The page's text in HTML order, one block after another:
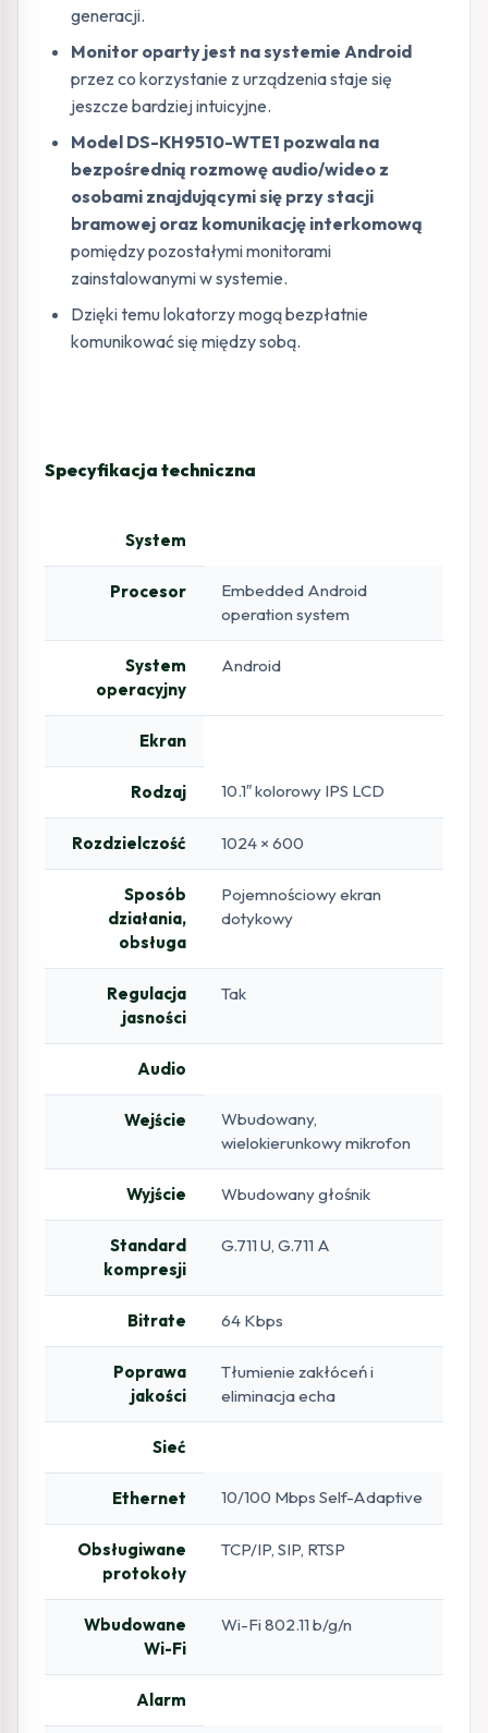
generacji.
Monitor oparty jest na systemie Android
przez co korzystanie z urządzenia staje się
jeszcze bardziej intuicyjne.
Model DS-KH9510-WTE1 pozwala na
bezpośrednią rozmowę audio/wideo z
osobami znajdującymi się przy stacji
bramowej oraz komunikację interkomową
pomiędzy pozostałymi monitorami
zainstalowanymi w systemie.
Dzięki temu lokatorzy mogą bezpłatnie
komunikować się między sobą.
Specyfikacja techniczna
System
Procesor
Embedded Android
operation system
System
operacyjny
Android
Ekran
Rodzaj 10.1″ kolorowy IPS LCD
Rozdzielczość 1024 × 600
Sposób
działania,
obsługa
Pojemnościowy ekran
dotykowy
Regulacja
jasności
Tak
Audio
Wejście
Wbudowany,
wielokierunkowy mikrofon
Wyjście Wbudowany głośnik
Standard
kompresji
G.711 U, G.711 A
Bitrate 64 Kbps
Poprawa
jakości
Tłumienie zakłóceń i
eliminacja echa
Sieć
Ethernet 10/100 Mbps Self-Adaptive
Obsługiwane
protokoły
TCP/IP, SIP, RTSP
Wbudowane
Wi-Fi
Wi-Fi 802.11 b/g/n
Alarm